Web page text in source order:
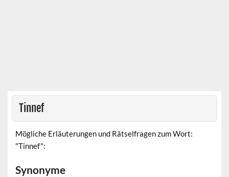
Tinnef
Mögliche Erläuterungen und Rätselfragen zum Wort:
"Tinnef":
Synonyme